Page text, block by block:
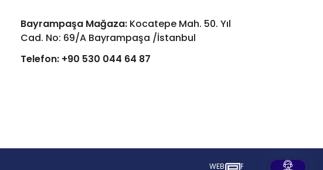
Bayrampaşa Mağaza:Kocatepe Mah. 50. Yıl
Cad. No: 69/A Bayrampaşa /İstanbul
Telefon:+90 530 044 64 87
WEB